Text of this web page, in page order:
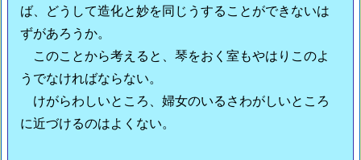
ば、どうして造化と妙を同じうすることができないは
ずがあろうか。
このことから考えると、琴をおく室もやはりこのよ
うでなければならない。
けがらわしいところ、婦女のいるさわがしいところ
に近づけるのはよくない。